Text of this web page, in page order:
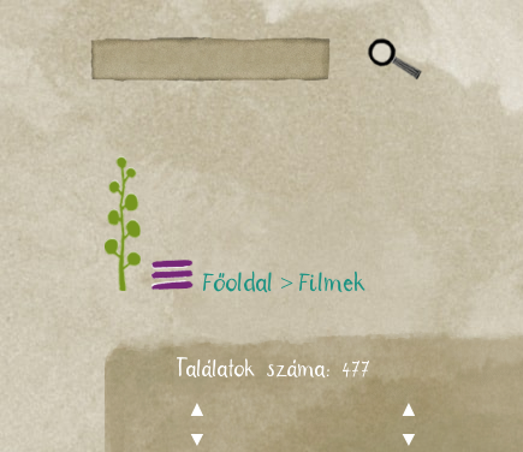
Főoldal > Filmek
Találatok száma: 477
▲
▼
▲
▼